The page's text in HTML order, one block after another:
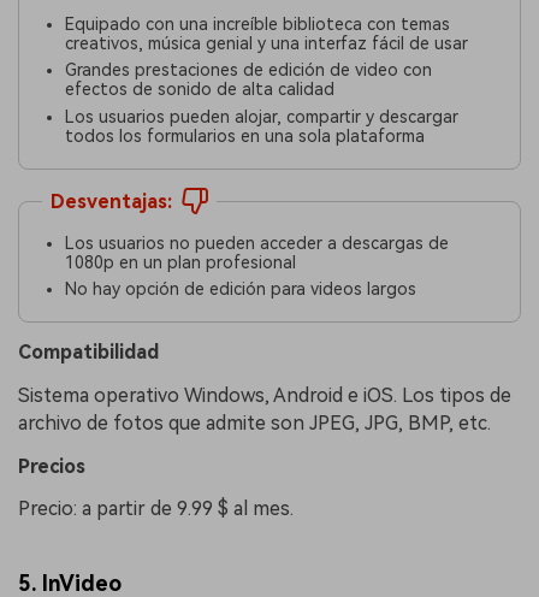
Equipado con una increíble biblioteca con temas
creativos, música genial y una interfaz fácil de usar
Grandes prestaciones de edición de video con
efectos de sonido de alta calidad
Los usuarios pueden alojar, compartir y descargar
todos los formularios en una sola plataforma
Desventajas:
Los usuarios no pueden acceder a descargas de
1080p en un plan profesional
No hay opción de edición para videos largos
Compatibilidad
Sistema operativo Windows, Android e iOS. Los tipos de
archivo de fotos que admite son JPEG, JPG, BMP, etc.
󠀰Precios󠀲󠀩󠀠󠀥󠀨󠀠󠀦󠀣
Precio: a partir de 9.99 $ al mes.
5. InVideo